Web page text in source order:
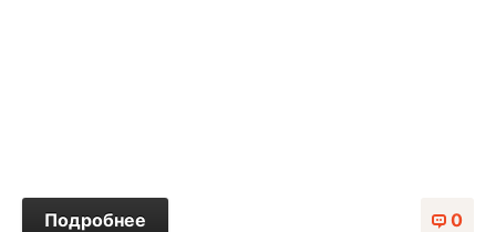
0
Подробнее